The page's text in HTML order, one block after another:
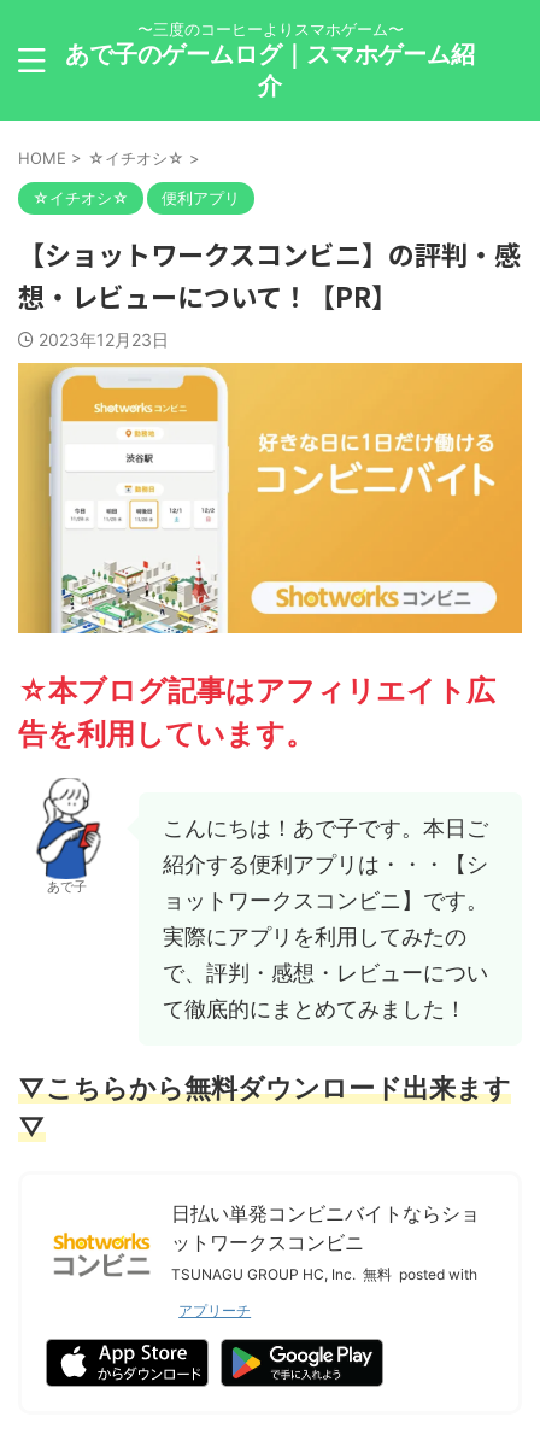
〜三度のコーヒーよりスマホゲーム〜
あで子のゲームログ｜スマホゲーム紹
介
HOME > ☆イチオシ☆ >
☆イチオシ☆ 便利アプリ
【ショットワークスコンビニ】の評判・感
想・レビューについて！【PR】
2023年12月23日
☆本ブログ記事はアフィリエイト広
告を利用しています。
あで子
こんにちは！あで子です。本日ご
紹介する便利アプリは・・・【シ
ョットワークスコンビニ】です。
実際にアプリを利用してみたの
で、評判・感想・レビューについ
て徹底的にまとめてみました！
▽こちらから無料ダウンロード出来ます
▽
日払い単発コンビニバイトならショ
ットワークスコンビニ
TSUNAGU GROUP HC, Inc. 無料 posted with
アプリーチ